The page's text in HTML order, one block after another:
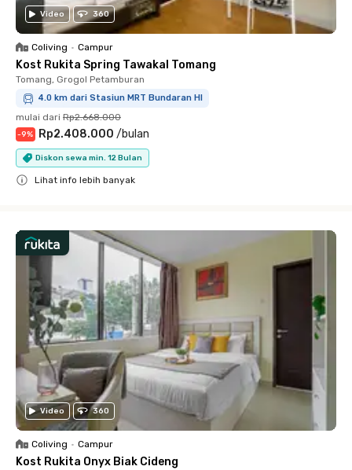
Video 360
Coliving • Campur
Kost Rukita Spring Tawakal Tomang
Tomang, Grogol Petamburan
4.0 km dari Stasiun MRT Bundaran HI
mulai dari Rp2.668.000
-9% Rp2.408.000 /bulan
Diskon sewa min. 12 Bulan
Lihat info lebih banyak
Video 360
Coliving • Campur
Kost Rukita Onyx Biak Cideng